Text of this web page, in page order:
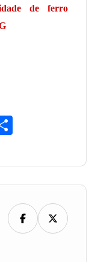
de ferro